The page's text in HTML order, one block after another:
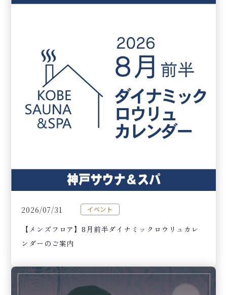
2026/07/31 イベント
【メンズフロア】8月前半ダイナミックロウリュカレ
ンダーのご案内